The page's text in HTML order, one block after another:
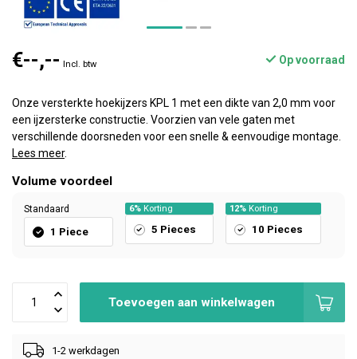
€--,-- Incl. btw Op voorraad
Onze versterkte hoekijzers KPL 1 met een dikte van 2,0 mm voor
een ijzersterke constructie. Voorzien van vele gaten met
verschillende doorsneden voor een snelle & eenvoudige montage.
Lees meer.
Volume voordeel
Standaard
1 Piece
6%Korting
5 Pieces
12% Korting
10 Pieces
Toevoegen aan winkelwagen
1-2 werkdagen